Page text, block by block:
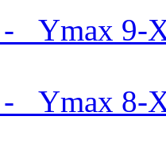
Ymax 9-
Ymax 8-